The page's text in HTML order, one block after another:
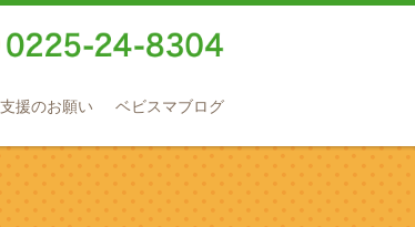
支援のお願い ベビスマブログ